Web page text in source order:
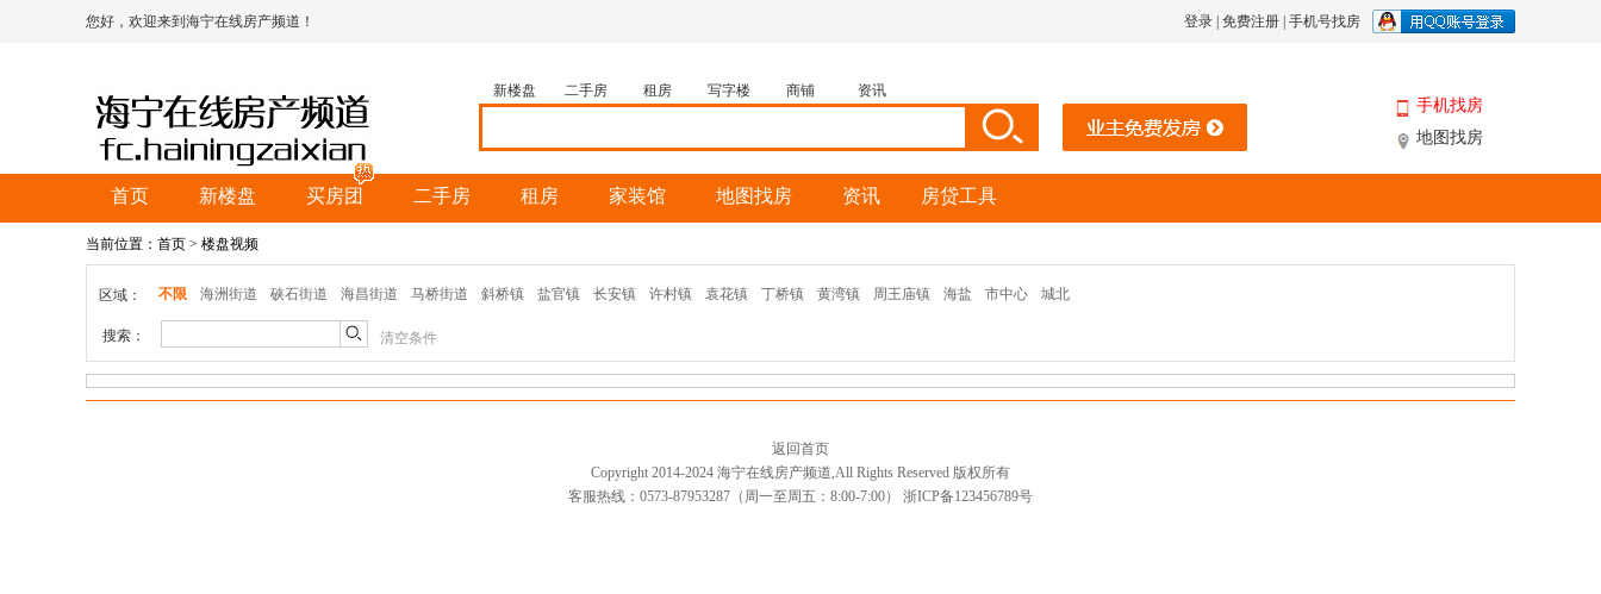
您好，欢迎来到海宁在线房产频道！ 登录 免费注册 手机号找房
新楼盘 二手房 租房 写字楼 商铺 资讯
手机找房
地图找房
首页 新楼盘 买房团 二手房 租房 家装馆 地图找房 资讯 房贷工具
当前位置： 首页 > 楼盘视频
区域： 不限 海洲街道 硖石街道 海昌街道 马桥街道 斜桥镇 盐官镇 长安镇 许村镇 袁花镇 丁桥镇 黄湾镇 周王庙镇 海盐 市中心 城北
搜索： 清空条件
返回首页
Copyright 2014-2024 海宁在线房产频道,All Rights Reserved 版权所有
客服热线：0573-87953287（周一至周五：8:00-7:00） 浙ICP备123456789号